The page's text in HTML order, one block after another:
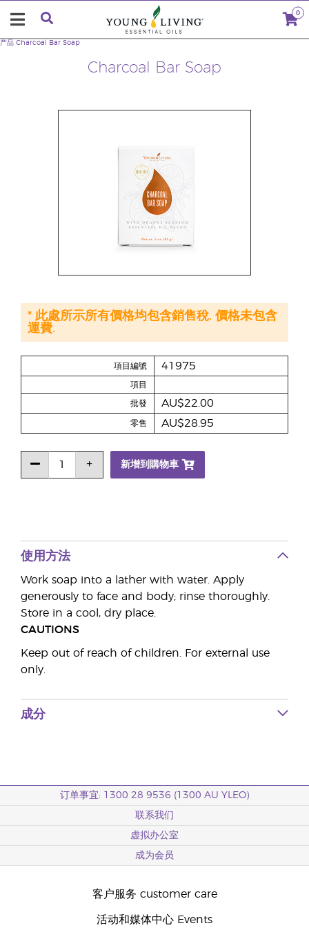
0
Charcoal Bar Soap
产品 Charcoal Bar Soap
項目編號 41975
項目
批發 AU$22.00
零售 AU$28.95
新增到購物車
* 此處所示所有價格均包含銷售稅. 價格未包含
運費.
使用方法
Work soap into a lather with water. Apply
generously to face and body; rinse thoroughly.
Store in a cool, dry place.
CAUTIONS
Keep out of reach of children. For external use
only.
成分
订单事宜: 1300 28 9536 (1300 AU YLEO)
联系我们
虚拟办公室
成为会员
客户服务 customer care
活动和媒体中心 Events